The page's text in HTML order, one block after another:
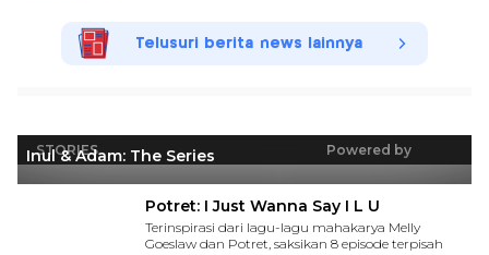
Telusuri berita news lainnya